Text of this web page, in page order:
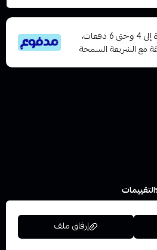
قسم دفعاتك بطريقة ميسرة إلى 4 وحتى 6 دفعات،
مع الشريعة السمحة
التقييمات
إرفاق ملف